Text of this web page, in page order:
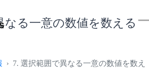
なる一意の数値を数える
› 7. 選択範囲で異なる一意の数値を数え